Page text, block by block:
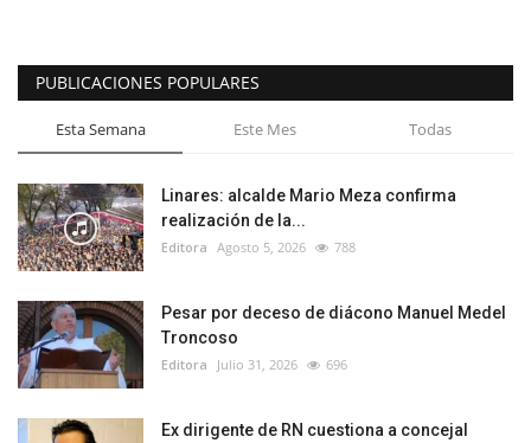
PUBLICACIONES POPULARES
Esta Semana Este Mes Todas
Linares: alcalde Mario Meza confirma
realización de la...
Editora Agosto 5, 2026 788
Pesar por deceso de diácono Manuel Medel
Troncoso
Editora Julio 31, 2026 696
Ex dirigente de RN cuestiona a concejal